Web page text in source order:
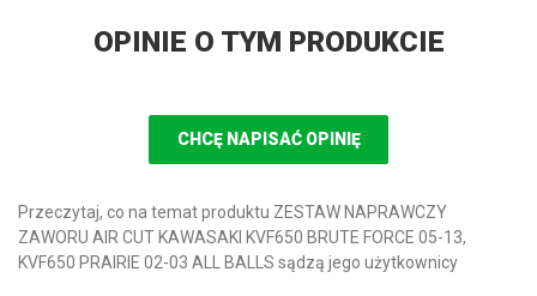
OPINIE O TYM PRODUKCIE
CHCĘ NAPISAĆ OPINIĘ
Przeczytaj, co na temat produktu ZESTAW NAPRAWCZY
ZAWORU AIR CUT KAWASAKI KVF650 BRUTE FORCE 05-13,
KVF650 PRAIRIE 02-03 ALL BALLS sądzą jego użytkownicy